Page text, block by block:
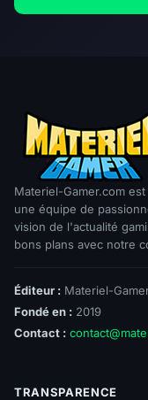
Materiel-Gamer.com
une équipe de
vision de l'actualité
bons plans avec notre
Éditeur : Materiel-
Fondé en : 2019
Contact :
TRANSPARENCE